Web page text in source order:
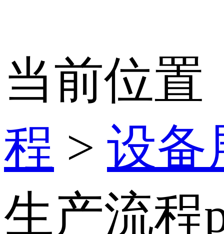
当前位置
程 > 设备
生产流程